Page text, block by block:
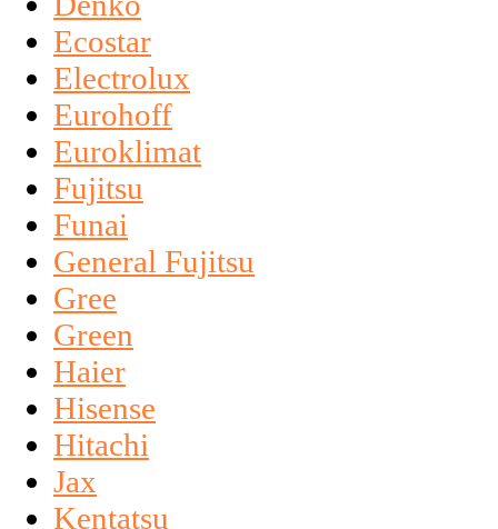
Ecostar
Electrolux
Eurohoff
Euroklimat
Fujitsu
Funai
General Fujitsu
Gree
Green
Haier
Hisense
Hitachi
Jax
Kentatsu